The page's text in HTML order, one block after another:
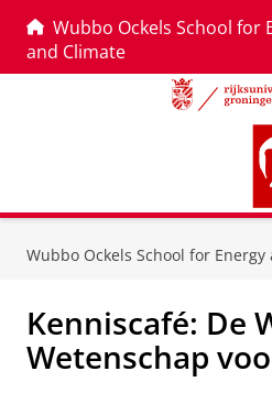
Wubbo Ockels School for
and Climate
Wubbo Ockels School for Energy
Kenniscafé: De
Wetenschap